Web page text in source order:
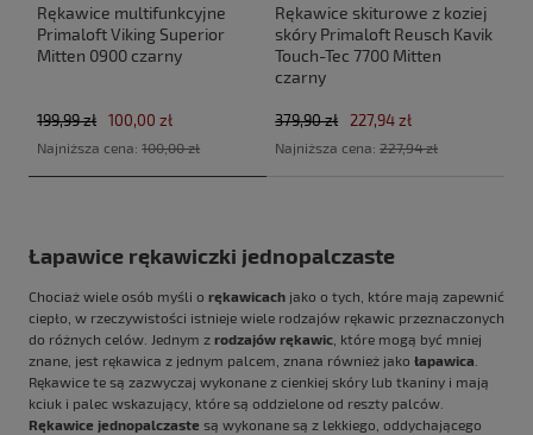
Rękawice multifunkcyjne
Primaloft Viking Superior
Mitten 0900 czarny
100,00 zł
199,99 zł
Najniższa cena:100,00 zł
Rękawice skiturowe z koziej
skóry Primaloft Reusch Kavik
Touch-Tec 7700 Mitten
czarny
227,94 zł
379,90 zł
Najniższa cena:227,94 zł
Łapawice rękawiczki jednopalczaste
Chociaż wiele osób myśli o rękawicach jako o tych, które mają zapewnić
ciepło, w rzeczywistości istnieje wiele rodzajów rękawic przeznaczonych
do różnych celów. Jednym z rodzajów rękawic , które mogą być mniej
znane, jest rękawica z jednym palcem, znana również jako łapawica
Rękawice te są zazwyczaj wykonane z cienkiej skóry lub tkaniny i mają
kciuk i palec wskazujący, które są oddzielone od reszty palców.
Rękawice jednopalczaste są wykonane są z lekkiego, oddychającego